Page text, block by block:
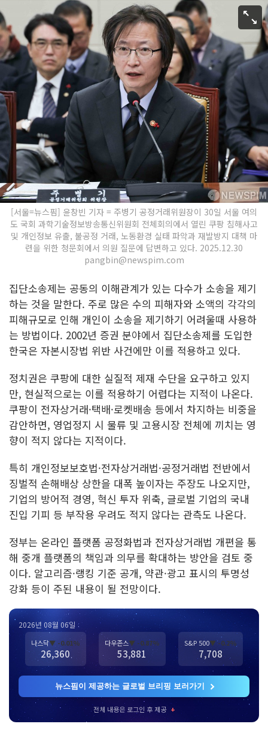
[서울=뉴스핌] 윤창빈 기자 = 주병기 공정거래위원장이 30일 서울 여의
도 국회 과학기술정보방송통신위원회 전체회의에서 열린 쿠팡 침해사고
및 개인정보 유출, 불공정 거래, 노동환경 실태 파악과 재발방지 대책 마
련을 위한 청문회에서 의원 질문에 답변하고 있다. 2025.12.30
pangbin@newspim.com
집단소송제는 공동의 이해관계가 있는 다수가 소송을 제기
하는 것을 말한다. 주로 많은 수의 피해자와 소액의 각각의
피해규모로 인해 개인이 소송을 제기하기 어려울때 사용하
는 방법이다. 2002년 증권 분야에서 집단소송제를 도입한
한국은 자본시장법 위반 사건에만 이를 적용하고 있다.
정치권은 쿠팡에 대한 실질적 제재 수단을 요구하고 있지
만, 현실적으로는 이를 적용하기 어렵다는 지적이 나온다.
쿠팡이 전자상거래·택배·로켓배송 등에서 차지하는 비중을
감안하면, 영업정지 시 물류 및 고용시장 전체에 끼치는 영
향이 적지 않다는 지적이다.
특히 개인정보보호법·전자상거래법·공정거래법 전반에서
징벌적 손해배상 상한을 대폭 높이자는 주장도 나오지만,
기업의 방어적 경영, 혁신 투자 위축, 글로벌 기업의 국내
진입 기피 등 부작용 우려도 적지 않다는 관측도 나온다.
정부는 온라인 플랫폼 공정화법과 전자상거래법 개편을 통
해 중개 플랫폼의 책임과 의무를 확대하는 방안을 검토 중
이다. 알고리즘·랭킹 기준 공개, 약관·광고 표시의 투명성
강화 등이 주된 내용이 될 전망이다.
2026년 08월 06일
나스닥▼ -0.01%
26,360
다우존스▼ -0.87%
53,881
S&P 500▼ -0.2%
7,708
뉴스핌이 제공하는 글로벌 브리핑 보러가기
전체 내용은 로그인 후 제공 +